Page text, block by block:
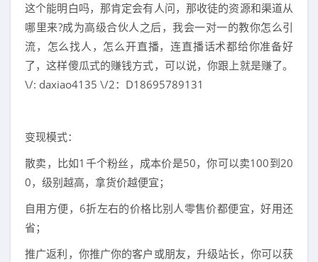
这个能明白吗，那肯定会有人问，那收徒的资源和渠道从
哪里来?成为高级合伙人之后，我会一对一的教你怎么引
流，怎么找人，怎么开直播，连直播话术都给你准备好
了，这样傻瓜式的赚钱方式，可以说，你跟上就是赚了。
\/: daxiao4135 \/2：D18695789131
变现模式：
散卖，比如1千个粉丝，成本价是50，你可以卖100到20
0，级别越高，拿货价越便宜；
自用方便，6折左右的价格比别人零售价都便宜，好用还
省；
推广返利，你推广你的客户或朋友，升级站长，你可以获